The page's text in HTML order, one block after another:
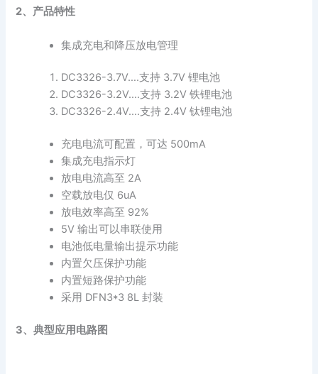
2、产品特性
集成充电和降压放电管理
DC3326-3.7V….支持 3.7V 锂电池
DC3326-3.2V….支持 3.2V 铁锂电池
DC3326-2.4V….支持 2.4V 钛锂电池
充电电流可配置，可达 500mA
集成充电指示灯
放电电流高至 2A
空载放电仅 6uA
放电效率高至 92%
5V 输出可以串联使用
电池低电量输出提示功能
内置欠压保护功能
内置短路保护功能
采用 DFN3*3 8L 封装
3、典型应用电路图